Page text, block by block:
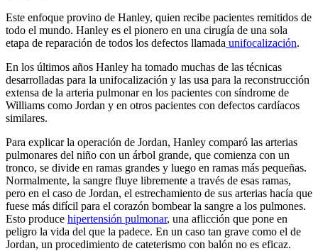
Este enfoque provino de Hanley, quien recibe pacientes remitidos de
todo el mundo. Hanley es el pionero en una cirugía de una sola
etapa de reparación de todos los defectos llamada unifocalización.
En los últimos años Hanley ha tomado muchas de las técnicas
desarrolladas para la unifocalización y las usa para la reconstrucción
extensa de la arteria pulmonar en los pacientes con síndrome de
Williams como Jordan y en otros pacientes con defectos cardíacos
similares.
Para explicar la operación de Jordan, Hanley comparó las arterias
pulmonares del niño con un árbol grande, que comienza con un
tronco, se divide en ramas grandes y luego en ramas más pequeñas.
Normalmente, la sangre fluye libremente a través de esas ramas,
pero en el caso de Jordan, el estrechamiento de sus arterias hacía que
fuese más difícil para el corazón bombear la sangre a los pulmones.
Esto produce hipertensión pulmonar, una aflicción que pone en
peligro la vida del que la padece. En un caso tan grave como el de
Jordan, un procedimiento de cateterismo con balón no es eficaz.